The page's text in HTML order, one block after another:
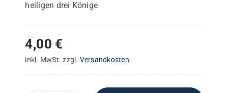
heiligen drei Könige
4,00 €
inkl. MwSt. zzgl. Versandkosten